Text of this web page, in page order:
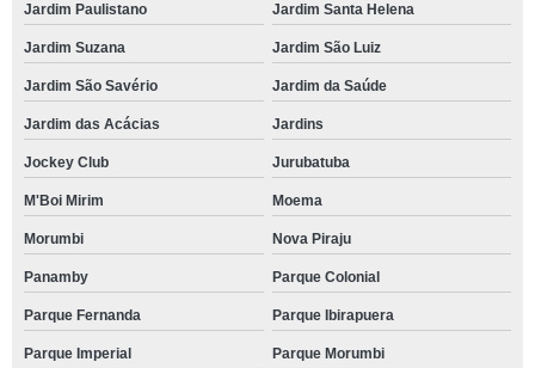
Jardim Paulistano Jardim Santa Helena
Jardim Suzana Jardim São Luiz
Jardim São Savério Jardim da Saúde
Jardim das Acácias Jardins
Jockey Club Jurubatuba
M'Boi Mirim Moema
Morumbi Nova Piraju
Panamby Parque Colonial
Parque Fernanda Parque Ibirapuera
Parque Imperial Parque Morumbi